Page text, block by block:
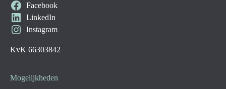
Facebook
LinkedIn
Instagram
KvK 66303842
Mogelijkheden